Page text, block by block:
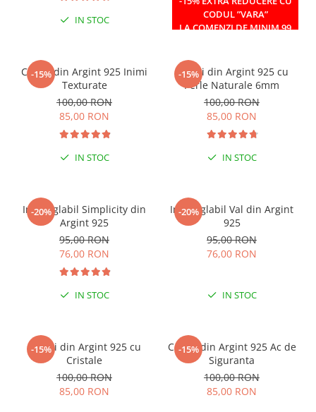
IN STOC
CODUL ”VARA”
LA COMENZI DE MINIM 99
IN STOC
-15%
Cercei din Argint 925 Inimi
Texturate
100,00 RON
85,00 RON
IN STOC
-15%
Cercei din Argint 925 cu
Perle Naturale 6mm
100,00 RON
85,00 RON
IN STOC
-20%
Inel reglabil Simplicity din
Argint 925
95,00 RON
76,00 RON
IN STOC
-20%
Inel reglabil Val din Argint
925
95,00 RON
76,00 RON
IN STOC
-15%
Cercei din Argint 925 cu
Cristale
100,00 RON
85,00 RON
-15%
Cercei din Argint 925 Ac de
Siguranta
100,00 RON
85,00 RON